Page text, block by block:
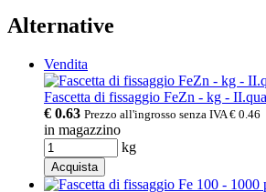
Alternative
Vendita
Fascetta di fissaggio FeZn - kg -
€ 0.63 Prezzo all'ingrosso senza IVA€ 0.46
in magazzino
kg
Acquista